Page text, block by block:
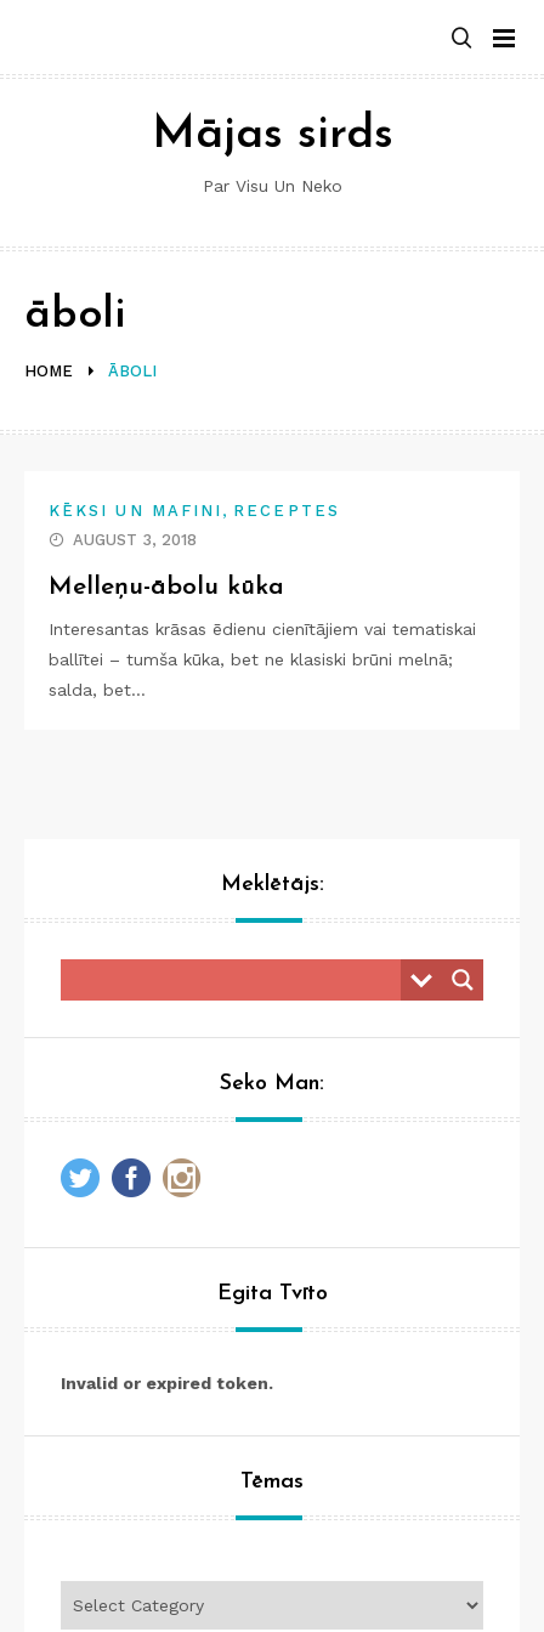
content
Mājas sirds
Par Visu Un Neko
HOME ĀBOLI
āboli
KĒKSI UN MAFINI , RECEPTES
AUGUST 3, 2018
Melleņu-ābolu kūka
Interesantas krāsas ēdienu cienītājiem vai tematiskai
ballītei – tumša kūka, bet ne klasiski brūni melnā;
salda, bet…
Meklētājs:
Seko Man:
Egita Tvīto
Invalid or expired token.
Tēmas